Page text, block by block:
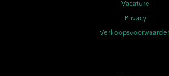
Vacature
Privacy